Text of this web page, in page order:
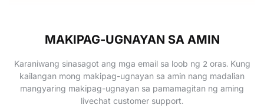
MAKIPAG-UGNAYAN SA AMIN
Karaniwang sinasagot ang mga email sa loob ng 2 oras. Kung
kailangan mong makipag-ugnayan sa amin nang madalian
mangyaring makipag-ugnayan sa pamamagitan ng aming
livechat customer support.